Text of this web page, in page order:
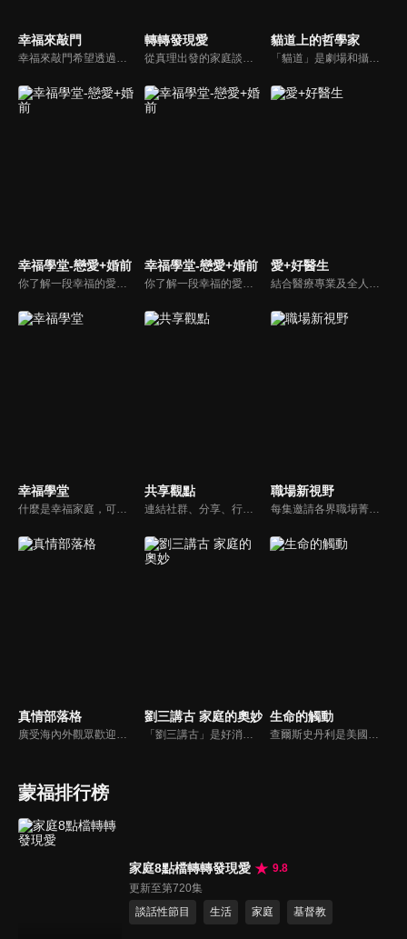
幸福來敲門 轉轉發現愛 貓道上的哲學家
「貓道」是劇場和攝影棚的象徵，而孩子是天生的哲學家，他們進入攝影棚中的小劇場思考、對話，並且從貓道上看下來，總是會有不同視角，故片名為《貓道上的哲學家》，在GOOD TV播出。
幸福學堂-戀愛+婚前
你了解一段幸福的愛情是如何發展出來的嗎？你對你心中那一個對象，到底是愛還是喜歡？難道喜歡跟愛差距很大嗎？讓我們的大師來消除你心中的疑惑。
幸福學堂-戀愛+婚前
你了解一段幸福的愛情是如何發展出來的嗎？你對你心中那一個對象，到底是愛還是喜歡？難道喜歡跟愛差距很大嗎？讓我們的大師來消除你心中的疑惑。
愛+好醫生
結合醫療專業及全人關懷的新型態節目，主持人黃瑽寧醫師親訪家庭，跨領域醫療顧問團全方位檢視，提供最完整、實用和正確的資訊來守護孩子的健康。
幸福學堂
什麼是幸福家庭，可能很多人會覺得「幸福家庭」是天方夜譚，在這一集當中，簡老師要告訴您，如何跨越婚姻的顛簸之路，建立幸福家庭，且根據他多年輔導經驗，歸類出幸福家庭的特質，讓幸福家庭不是再是虛假的口號，而是能夠真實落實在生活當中。
共享觀點
連結社群、分享、行動的特色，運用講道學的架構，談論包含基要真理、生活話題及神學裝備三大面向主題。身為第六代基督徒，從小在教會中長大的周巽正，與第一代基督徒的廖文華，背景及生活經歷都不同，在節目中以輕鬆對談的方式，貢獻出不同角度的觀點。
職場新視野
每集邀請各界職場菁英分享心路歷程與觀點，喬美倫老師也透過主題性的真理論述，幫助你我走入合神心意的職場文化。
真情部落格
廣受海內外觀眾歡迎的真情部落格，是以見證故事為主軸的訪談節目，由知名主播夏嘉璐主持，莊信德牧師、黃國倫牧師回應，來賓在節目中自在的暢談自己的生命歷程，這些最真實的生命見證也幫助許多人走出低谷。
劉三講古 家庭的奧妙
「劉三講古」是好消息最老牌的節目，除了加入戲劇元素「喳唸伯與長腳姨」外，並蒐集無數史料，找到美好而精彩的基督徒生命故事，好讓福音更輕鬆真實的呈現在觀眾眼前。
生命的觸動
查爾斯史丹利是美國第一浸信會的榮譽牧師，也是In Touch Ministries（生命的觸動）的創始人，更是紐約時報暢銷書作家。
蒙福排行榜
家庭8點檔轉轉發現愛
9.8
更新至第720集
談話性節目
生活 家庭 基督教